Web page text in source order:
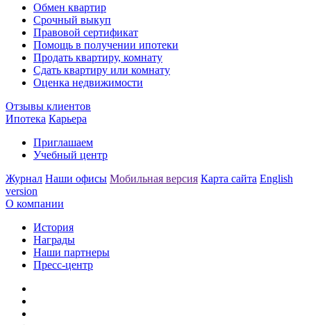
Обмен квартир
Срочный выкуп
Правовой сертификат
Помощь в получении ипотеки
Продать квартиру, комнату
Сдать квартиру или комнату
Оценка недвижимости
Отзывы клиентов
Ипотека Карьера
Приглашаем
Учебный центр
Журнал Наши офисы Мобильная версия Карта сайта English
version
О компании
История
Награды
Наши партнеры
Пресс-центр